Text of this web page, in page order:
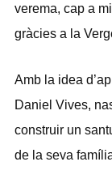
verema, cap a
gràcies a la
Amb la idea
Daniel Vives,
construir un
de la seva